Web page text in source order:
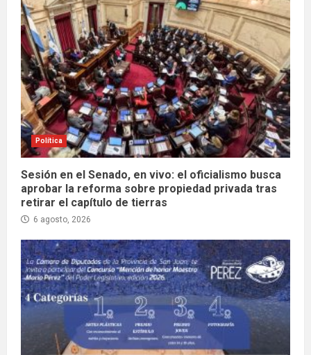
Política
Sesión en el Senado, en vivo: el oficialismo busca
aprobar la reforma sobre propiedad privada tras
retirar el capítulo de tierras
6 agosto, 2026